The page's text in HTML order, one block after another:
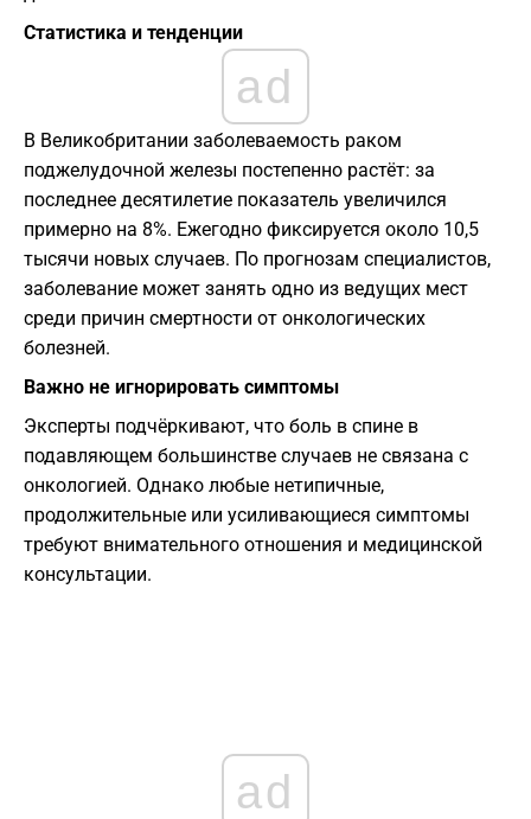
Статистика и тенденции
ad
В Великобритании заболеваемость раком
поджелудочной железы постепенно растёт: за
последнее десятилетие показатель увеличился
примерно на 8%. Ежегодно фиксируется около 10,5
тысячи новых случаев. По прогнозам специалистов,
заболевание может занять одно из ведущих мест
среди причин смертности от онкологических
болезней.
Важно не игнорировать симптомы
Эксперты подчёркивают, что боль в спине в
подавляющем большинстве случаев не связана с
онкологией. Однако любые нетипичные,
продолжительные или усиливающиеся симптомы
требуют внимательного отношения и медицинской
консультации.
ad